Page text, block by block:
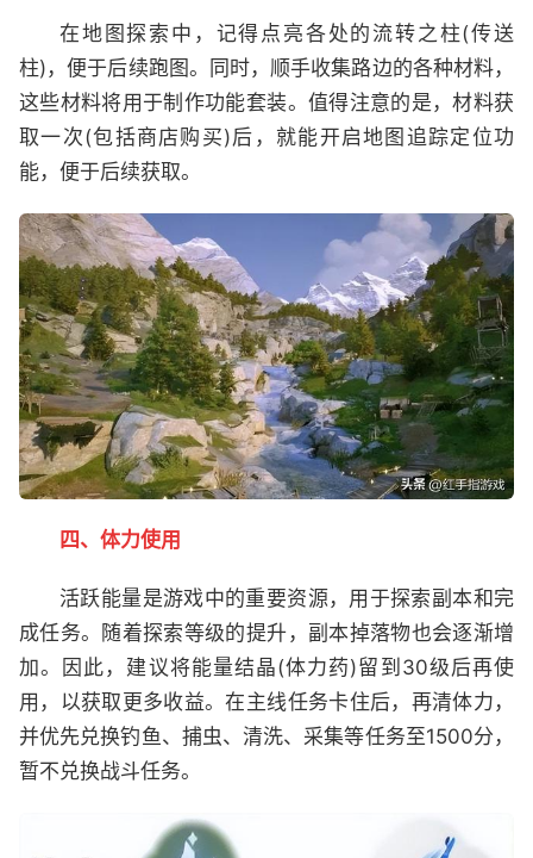
在地图探索中，记得点亮各处的流转之柱(传送
柱)，便于后续跑图。同时，顺手收集路边的各种材料，
这些材料将用于制作功能套装。值得注意的是，材料获
取一次(包括商店购买)后，就能开启地图追踪定位功
能，便于后续获取。
四、体力使用
活跃能量是游戏中的重要资源，用于探索副本和完
成任务。随着探索等级的提升，副本掉落物也会逐渐增
加。因此，建议将能量结晶(体力药)留到30级后再使
用，以获取更多收益。在主线任务卡住后，再清体力，
并优先兑换钓鱼、捕虫、清洗、采集等任务至1500分，
暂不兑换战斗任务。